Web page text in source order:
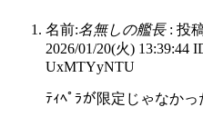
名前:名無しの艦長: 投
2026/01/20(火) 13:39:44
UxMTYyNTU
ﾃｨﾍﾟﾗが限定じゃなかっ